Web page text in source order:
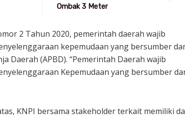
Ombak 3 Meter
2 Tahun 2020, pemerintah daerah wajib
kepemudaan yang bersumber
Daerah (APBD). “Pemerintah Daerah wajib
Kepemudaan yang bersumber
KNPI bersama stakeholder terkait memiliki